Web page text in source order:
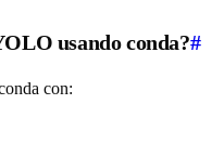
usando conda?#
con: